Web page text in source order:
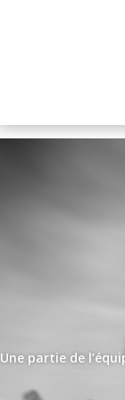
Une partie de